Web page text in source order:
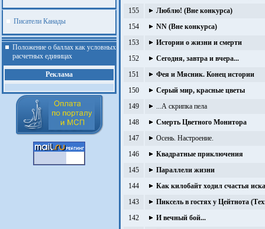
Писатели Канады
Положение о баллах как условных
расчетных единицах
Реклама
155
Люблю! (Вне конкурса)
154
NN (Вне конкурса)
153
Истории о жизни и смерти
152
Cегодня, завтра и вчера...
151
Фея и Мясник. Конец истории
150
Серый мир, красные цветы
149
...А скрипка пела
148
Смерть Цветного Монитора
147
Осень. Настроение.
146
Квадратные приключения
145
Параллели жизни
144
Как килобайт ходил счастья
143
Пиксель в гостях у Цейтнота
142
И вечный бой...